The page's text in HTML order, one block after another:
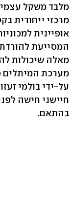
מלבד משקל עצמי
מרכזי ייחודית
המסייעת להורדת
מערכת המיתלים
על-ידי בולמי
חיישני חישה
בהתאם.